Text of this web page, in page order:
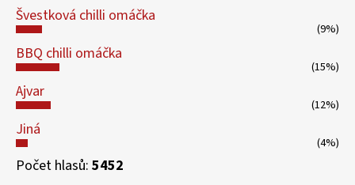
Švestková chilli omáčka
(9%)
BBQ chilli omáčka
(15%)
Ajvar
(12%)
Jiná
(4%)
Počet hlasů: 5452